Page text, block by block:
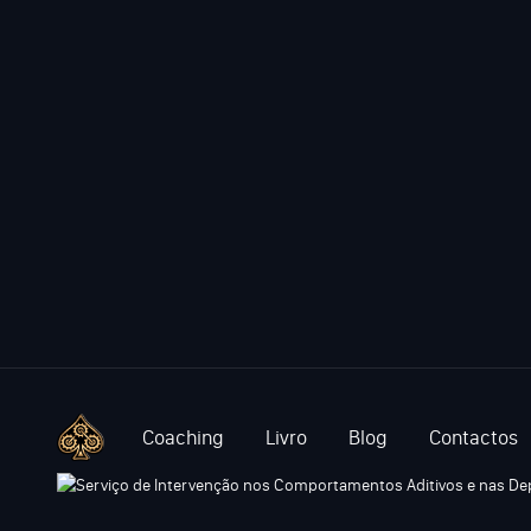
Coaching Livro Blog Contactos